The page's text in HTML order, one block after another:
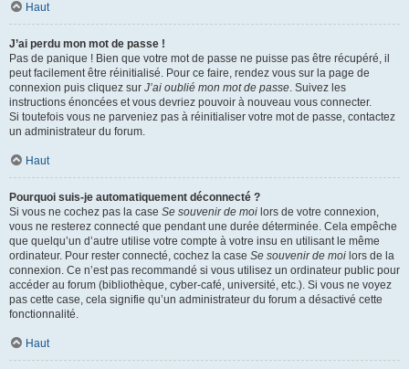
Haut
J’ai perdu mon mot de passe !
Pas de panique ! Bien que votre mot de passe ne puisse pas être récupéré, il
peut facilement être réinitialisé. Pour ce faire, rendez vous sur la page de
connexion puis cliquez sur J’ai oublié mon mot de passe. Suivez les
instructions énoncées et vous devriez pouvoir à nouveau vous connecter.
Si toutefois vous ne parveniez pas à réinitialiser votre mot de passe, contactez
un administrateur du forum.
Haut
Pourquoi suis-je automatiquement déconnecté ?
Si vous ne cochez pas la case Se souvenir de moi lors de votre connexion,
vous ne resterez connecté que pendant une durée déterminée. Cela empêche
que quelqu’un d’autre utilise votre compte à votre insu en utilisant le même
ordinateur. Pour rester connecté, cochez la case Se souvenir de moi lors de la
connexion. Ce n’est pas recommandé si vous utilisez un ordinateur public pour
accéder au forum (bibliothèque, cyber-café, université, etc.). Si vous ne voyez
pas cette case, cela signifie qu’un administrateur du forum a désactivé cette
fonctionnalité.
Haut